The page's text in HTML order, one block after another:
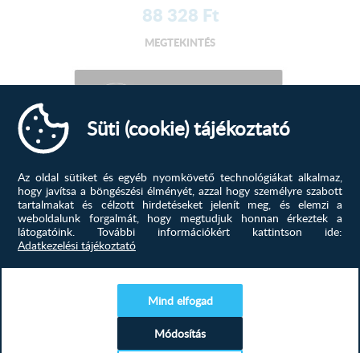
88 328 Ft
MEGTEKINTÉS
Teljesítményfokozat beállítása 9 szintIdőzítő (perc) 99
percAutomatikus...
Süti (cookie) tájékoztató
Az oldal sütiket és egyéb nyomkövető technológiákat alkalmaz,
hogy javítsa a böngészési élményét, azzal hogy személyre szabott
tartalmakat és célzott hirdetéseket jelenít meg, és elemzi a
weboldalunk forgalmát, hogy megtudjuk honnan érkeztek a
látogatóink.
További információkért kattintson ide:
Adatkezelési tájékoztató
Mind elfogad
Módosítás